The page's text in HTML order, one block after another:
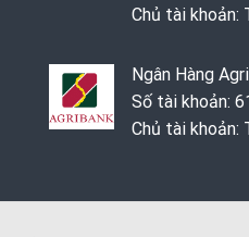
Chủ tài khoản:
Ngân Hàng
Số tài khoản:
Chủ tài khoản: